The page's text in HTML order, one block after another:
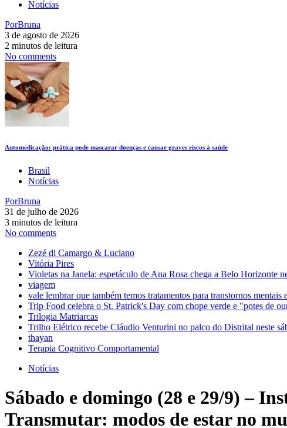
Notícias
PorBruna
3 de agosto de 2026
2 minutos de leitura
No comments
Automedicação: prática pode mascarar doenças e causar graves riscos à saúde
Brasil
Notícias
PorBruna
31 de julho de 2026
3 minutos de leitura
No comments
Zezé di Camargo & Luciano
Vitória Pires
Violetas na Janela: espetáculo de Ana Rosa chega a Belo Horizonte
viagem
vale lembrar que também temos tratamentos para transtornos mentais
Trip Food celebra o St. Patrick's Day com chope verde e "potes de
Trilogia Matriarcas
Trilho Elétrico recebe Cláudio Venturini no palco do Distrital neste
thayan
Terapia Cognitivo Comportamental
Notícias
Sábado e domingo (28 e 29/9) –
Transmutar: modos de estar no